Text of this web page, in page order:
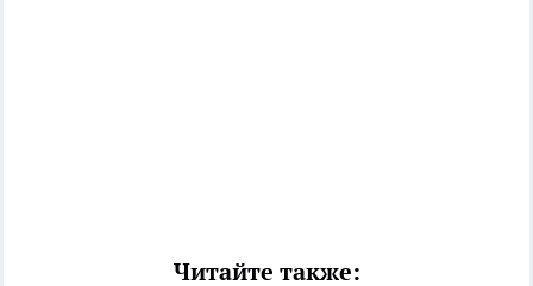
Читайте также: